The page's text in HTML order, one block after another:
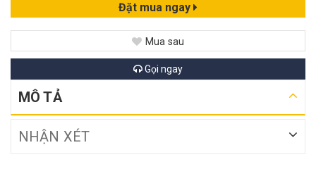
Đặt mua ngay
Mua sau
Gọi ngay
MÔ TẢ
NHẬN XÉT